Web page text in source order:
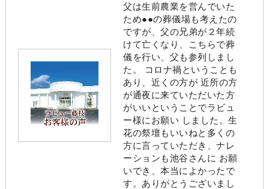
父は生前農業を営んでいた
ため●●の葬儀場も考えたの
ですが、父の兄弟が２年続
けて亡くなり、こちらで葬
儀を行い、父も参列しまし
た。 コロナ禍ということも
あり、近くの方が 近所の方
が通夜に来ていただいた方
がいいということでラビュ
ー様にお願い しました。生
花の祭壇もいいねと多くの
方に言っていただき、ナレ
ーションも池谷さんに お願
いでき、本当によかったで
す。ありがとうございまし